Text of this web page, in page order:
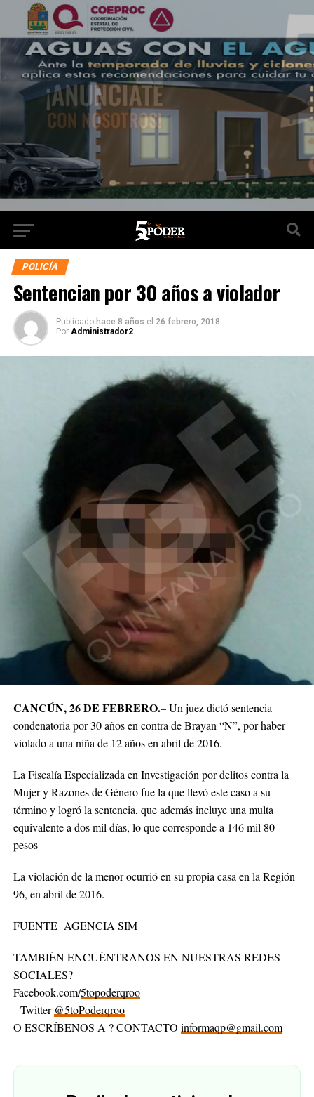
POLICÍA
Sentencian por 30 años a violador
Publicado hace 8 años el 26 febrero, 2018
Por Administrador2
CANCÚN, 26 DE FEBRERO.– Un juez dictó sentencia
condenatoria por 30 años en contra de Brayan “N”, por haber
violado a una niña de 12 años en abril de 2016.
La Fiscalía Especializada en Investigación por delitos contra la
Mujer y Razones de Género fue la que llevó este caso a su
término y logró la sentencia, que además incluye una multa
equivalente a dos mil días, lo que corresponde a 146 mil 80
pesos
La violación de la menor ocurrió en su propia casa en la Región
96, en abril de 2016.
FUENTE AGENCIA SIM
TAMBIÉN ENCUÉNTRANOS EN NUESTRAS REDES
SOCIALES?
Facebook.com/5topoderqroo
Twitter @5toPoderqroo
O ESCRÍBENOS A ? CONTACTO informaqp@gmail.com